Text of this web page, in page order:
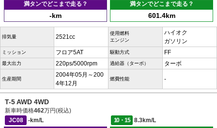
満タンでどこまで走る？
-km
満タンでどこまで走る？
601.4km
排気量 2521cc
使用燃料
エンジン
ハイオク
ガソリン
ミッション フロア5AT 駆動方式 FF
最大出力 220ps/5000rpm 過給器（ターボ） ターボ
生産期間
2004年05月～200
4年12月
燃費性能 -
T-5 AWD 4WD
新車時価格462万円(税込)
JC08
-km/L 10・15
8.3km/L